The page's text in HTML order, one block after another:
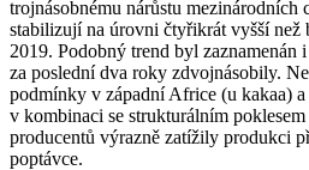
trojnásobnému nárůstu mezinárodních
stabilizují na úrovni čtyřikrát vyšší než
2019. Podobný trend byl zaznamenán
za poslední dva roky zdvojnásobily.
podmínky v západní Africe (u kakaa)
v kombinaci se strukturálním
producentů výrazně zatížily produkci
poptávce.